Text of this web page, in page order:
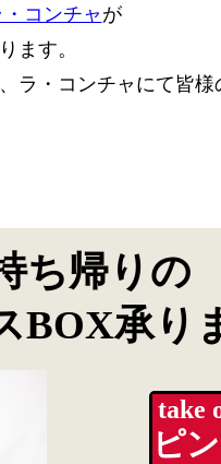
コンチャが
ます。
ラ・コンチャにて皆様
ち帰りの
BOX承り
take
ピ